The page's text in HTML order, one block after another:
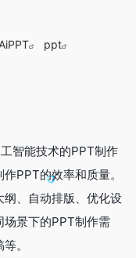
ppt
智能技术的PPT制作
PPT的效率和质量。
、自动排版、优化设
场景下的PPT制作需
。